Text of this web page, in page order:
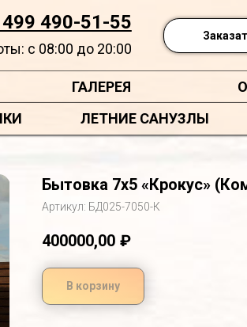
499 490-51-55
с 08:00 до 20:00
ГАЛЕРЕЯ
ЛЕТНИЕ САНУЗЛЫ
Бытовка 7х5 «Крокус»
Артикул: БД025-7050-К
400000,00 ₽
В корзину